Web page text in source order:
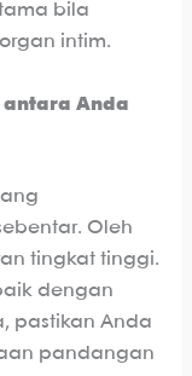
bila
intim.
Anda
Oleh
tingkat tinggi.
dengan
pastikan Anda
pandangan